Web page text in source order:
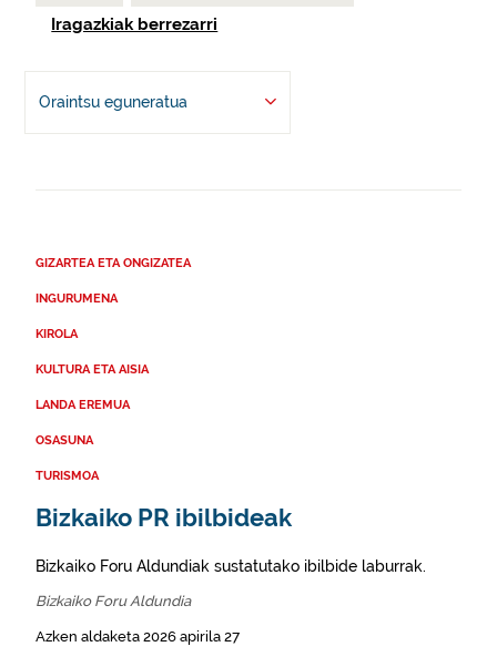
Iragazkiak berrezarri
Oraintsu eguneratua
GIZARTEA ETA ONGIZATEA
INGURUMENA
KIROLA
KULTURA ETA AISIA
LANDA EREMUA
OSASUNA
TURISMOA
Bizkaiko PR ibilbideak
Bizkaiko Foru Aldundiak sustatutako ibilbide laburrak.
Bizkaiko Foru Aldundia
Azken aldaketa 2026 apirila 27